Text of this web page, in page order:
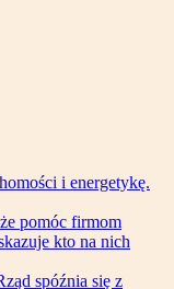
i energetykę.
pomóc firmom
kto na nich
spóźnia się z